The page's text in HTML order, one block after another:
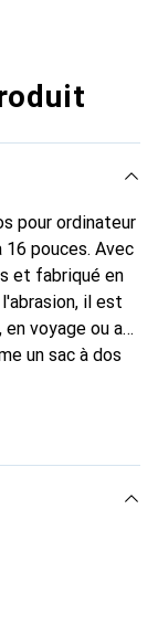
pour ordinateur
pouces. Avec
et fabriqué en
il est
voyage ou au
un sac à dos
portable
accueillir en
comme le
poche
sécurité